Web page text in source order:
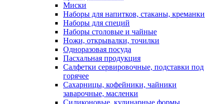
Миски
Наборы для напитков, стаканы, креманки
Наборы для специй
Наборы столовые и чайные
Ножи, открывалки, точилки
Одноразовая посуда
Пасхальная продукция
Салфетки сервировочные, подставки под
горячее
Сахарницы, кофейники, чайники
заварочные, масленки
Силиконовые, кулинарные формы